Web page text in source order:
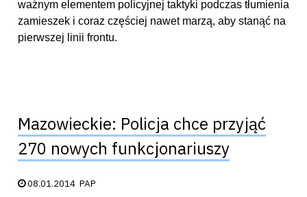
ważnym elementem policyjnej taktyki podczas tłumienia
zamieszek i coraz częściej nawet marzą, aby stanąć na
pierwszej linii frontu.
Mazowieckie: Policja chce przyjąć
270 nowych funkcjonariuszy
Data publikacji:
08.01.2014PAP